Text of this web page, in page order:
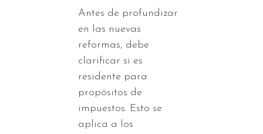
Antes de profundizar
en las nuevas
reformas, debe
clarificar si es
residente para
propósitos de
impuestos. Esto se
aplica a los